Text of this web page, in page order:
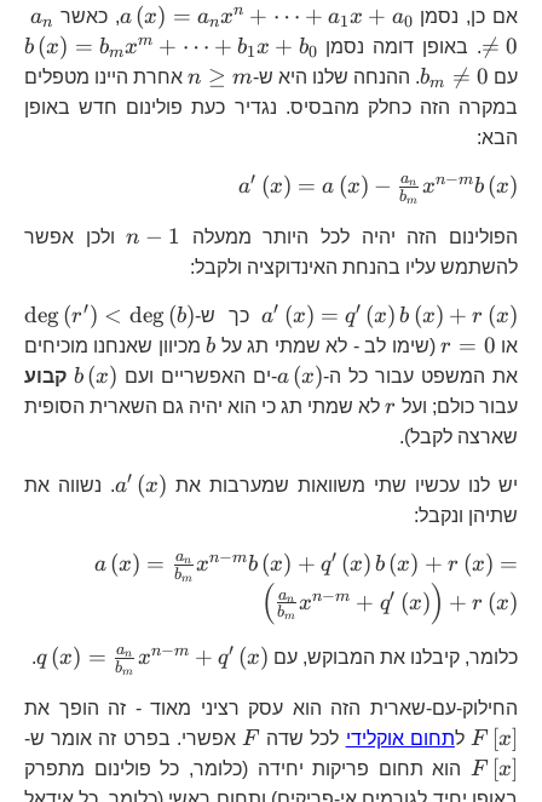
אם כן, נסמן a (x) = anxn + ⋯ + a1x + a0 , כאשר an

= 0 . באופן דומה נסמן b (x) = bmxm + ⋯ + b1x + b0
עם b_{m}\ne0 bm 
= 0 . ההנחה שלנו היא ש-
n\ge
m
n ≥ m
אחרת היינו מטפלים
במקרה הזה כחלק מהבסיס. נגדיר כעת פולינום חדש באופן
הבא:
m}b\left(x\right)
a′ (x) = a (x) − bm
an xn−mb (x)
הפולינום הזה יהיה לכל היותר ממעלה
n-
1
n − 1
ולכן אפשר
להשתמש עליו בהנחת האינדוקציה ולקבל:
a′ (x) = q′ (x) b (x) + r (x) כך ש- deg(r′) < deg(b)
או r=0 r = 0 (שימו לב - לא שמתי תג על
b
bמכיוון שאנחנו מוכיחים
את המשפט עבור כל ה-
a\left(x\right)
a (x) -ים האפשריים ועם b (x)
קבוע
עבור כולם; ועל
r rלא שמתי תג כי הוא יהיה גם השארית הסופית
שארצה לקבל).
יש לנו עכשיו שתי משוואות שמערבות את a′ (x)
. נשווה את
שתיהן ונקבל:
a (x) = bm
an xn−mb (x) + q′ (x) b (x) + r (x) =
( bm
an xn−m + q′ (x)) + r (x)
כלומר, קיבלנו את המבוקש, עם q (x) = bm
an xn−m + q′ (x)
.
החילוק-עם-שארית הזה הוא עסק רציני מאוד - זה הופך את
F [x] לתחום אוקלידי לכל שדה
F
F אפשרי. בפרט זה אומר ש-
F [x]
הוא תחום פריקות יחידה (כלומר, כל פולינום מתפרק